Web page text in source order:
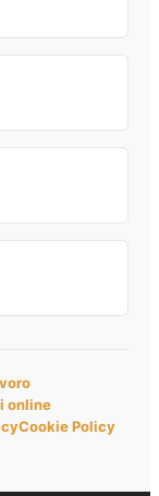
online
Cookie Policy